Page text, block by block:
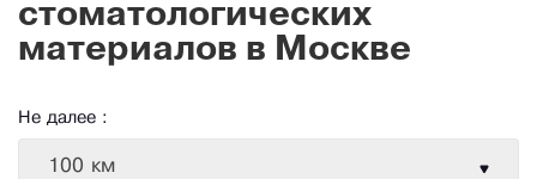
стоматологических
материалов в Москве
Не далее :
100 км